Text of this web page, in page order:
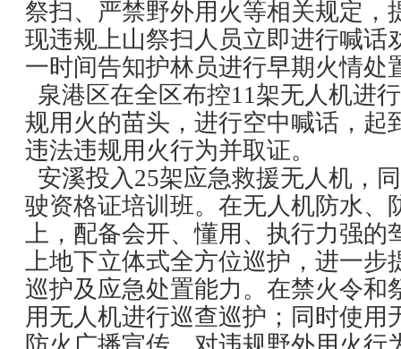
祭扫、严禁野外用火等相关规定，
现违规上山祭扫人员立即进行喊话
一时间告知护林员进行早期火情处
泉港区在全区布控11架无人机进
规用火的苗头，进行空中喊话，起
违法违规用火行为并取证。
安溪投入25架应急救援无人机，
驶资格证培训班。在无人机防水、
上，配备会开、懂用、执行力强的
上地下立体式全方位巡护，进一步
巡护及应急处置能力。在禁火令和
用无人机进行巡查巡护；同时使用